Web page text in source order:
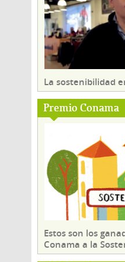
La sostenibilidad
Premio Conama
Estos son los
Conama a la